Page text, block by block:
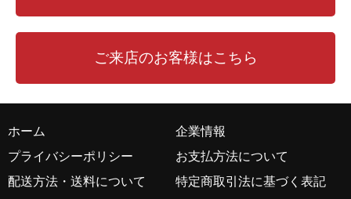
ご来店のお客様はこちら
ホーム
企業情報
プライバシーポリシー
お支払方法について
配送方法・送料について
特定商取引法に基づく表記